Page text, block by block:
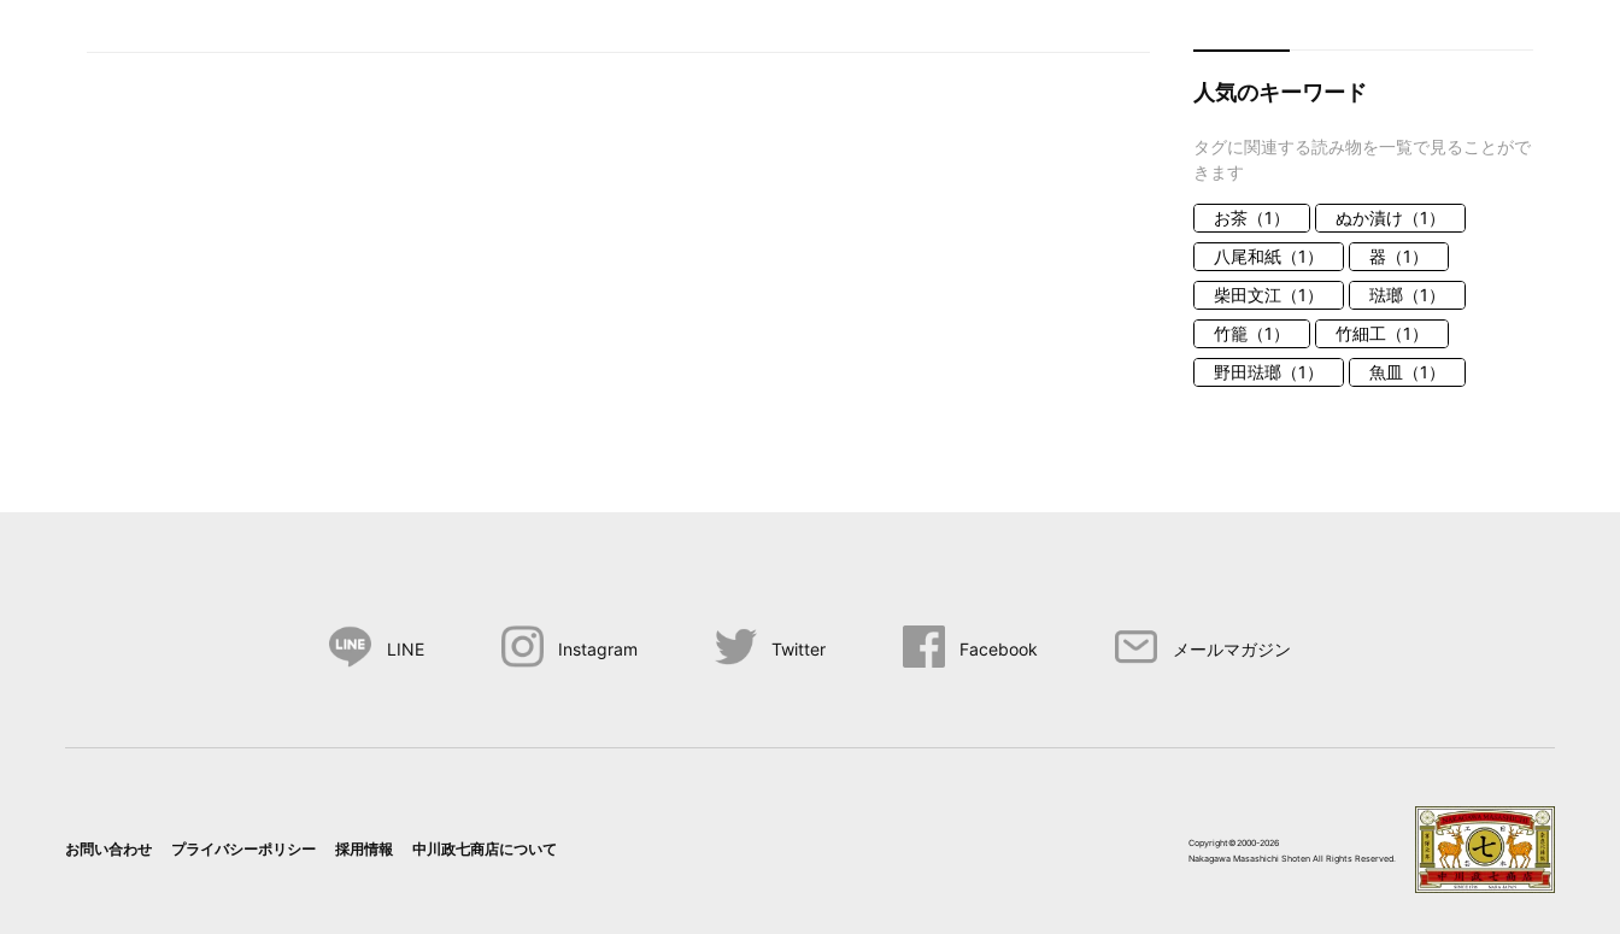
人気のキーワード
タグに関連する読み物を一覧で見ることがで
きます
お茶（1）
ぬか漬け（1）
八尾和紙（1）
器（1）
柴田文江（1）
琺瑯（1）
竹籠（1）
竹細工（1）
野田琺瑯（1）
魚皿（1）
LINE Instagram Twitter Facebook メールマガジン
お問い合わせ プライバシーポリシー 採用情報 中川政七商店について
Copyright©2000-2026
Nakagawa Masashichi Shoten All Rights Reserved.